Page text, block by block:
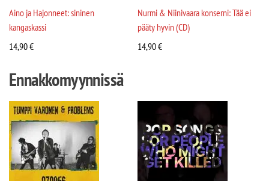
Aino ja Hajonneet: sininen
kangaskassi
14,90€
Nurmi & Niinivaara konserni: Tää ei
pääty hyvin (CD)
14,90€
Ennakkomyynnissä